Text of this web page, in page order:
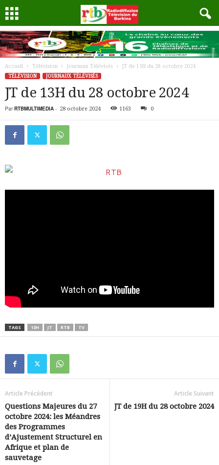
Accueil Télévision Journaux Télévisés
JT de 13H du 28 octobre 2024
TÉLÉVISION
JOURNAUX TÉLÉVISÉS
JT de 13H du 28 octobre 2024
Par RTBMULTIMEDIA - 28 octobre 2024 1163 0
TAGS 13H JT RTB TV
Article Précédent
Questions Majeures du 27
octobre 2024: les Méandres
des Programmes
d’Ajustement Structurel en
Afrique et plan de
sauvetage
Article Suivant
JT de 19H du 28 octobre 2024